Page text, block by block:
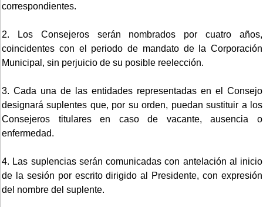
correspondientes.
2. Los Consejeros serán nombrados por cuatro años,
coincidentes con el periodo de mandato de la Corporación
Municipal, sin perjuicio de su posible reelección.
3. Cada una de las entidades representadas en el Consejo
designará suplentes que, por su orden, puedan sustituir a los
Consejeros titulares en caso de vacante, ausencia o
enfermedad.
4. Las suplencias serán comunicadas con antelación al inicio
de la sesión por escrito dirigido al Presidente, con expresión
del nombre del suplente.